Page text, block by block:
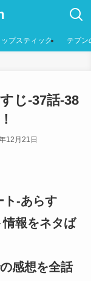
プスティック テプン
じ-37話-38
12月21日
ト-あらす
報をネタば
感想を全話